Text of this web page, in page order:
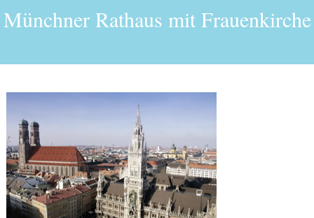
Münchner Rathaus mit Frauenkirche